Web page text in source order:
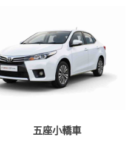
五座小轎車